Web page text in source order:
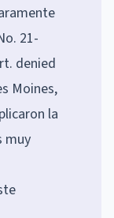
21-
denied
Moines,
la
muy